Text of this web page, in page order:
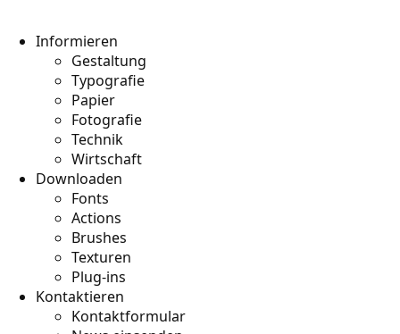
Informieren
Gestaltung
Typografie
Papier
Fotografie
Technik
Wirtschaft
Downloaden
Fonts
Actions
Brushes
Texturen
Plug-ins
Kontaktieren
Kontaktformular